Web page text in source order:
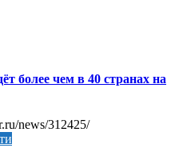
более чем в 40 странах на
news/312425/